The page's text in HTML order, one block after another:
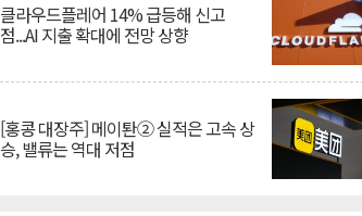
클라우드플레어 14% 급등해 신고
점...AI 지출 확대에 전망 상향
[홍콩 대장주] 메이퇀② 실적은 고속 상
승, 밸류는 역대 저점